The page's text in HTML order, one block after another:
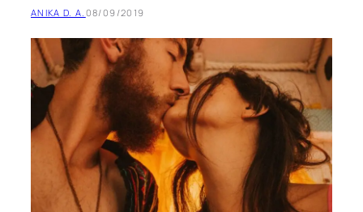
ANIKA D. A. 08/09/2019